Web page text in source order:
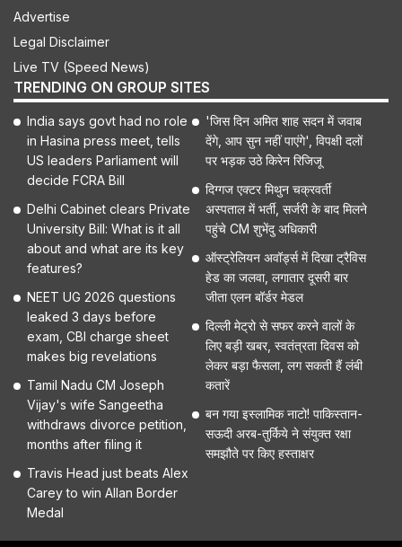
Advertise
Legal Disclaimer
Live TV (Speed News)
TRENDING ON GROUP SITES
India says govt had no role
in Hasina press meet, tells
US leaders Parliament will
decide FCRA Bill
Delhi Cabinet clears Private
University Bill: What is it all
about and what are its key
features?
NEET UG 2026 questions
leaked 3 days before
exam, CBI charge sheet
makes big revelations
Tamil Nadu CM Joseph
Vijay's wife Sangeetha
withdraws divorce petition,
months after filing it
Travis Head just beats Alex
Carey to win Allan Border
Medal
'जिस दिन अमित शाह सदन में जवाब
देंगे, आप सुन नहीं पाएंगे', विपक्षी दलों
पर भड़क उठे किरेन रिजिजू
दिग्गज एक्टर मिथुन चक्रवर्ती
अस्पताल में भर्ती, सर्जरी के बाद मिलने
पहुंचे CM शुभेंदु अधिकारी
ऑस्ट्रेलियन अवॉर्ड्स में दिखा ट्रैविस
हेड का जलवा, लगातार दूसरी बार
जीता एलन बॉर्डर मेडल
दिल्ली मेट्रो से सफर करने वालों के
लिए बड़ी खबर, स्वतंत्रता दिवस को
लेकर बड़ा फैसला, लग सकती हैं लंबी
कतारें
बन गया इस्लामिक नाटो! पाकिस्तान-
सऊदी अरब-तुर्किये ने संयुक्त रक्षा
समझौते पर किए हस्ताक्षर